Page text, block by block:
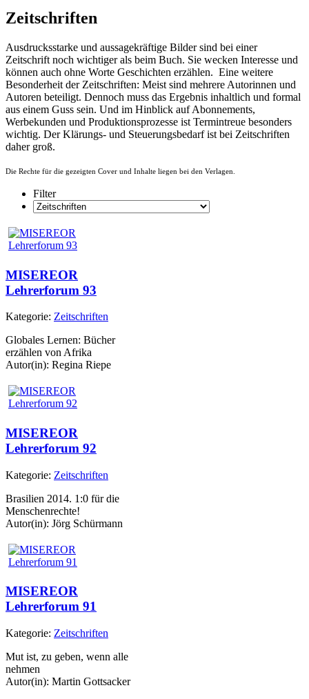
Zeitschriften
Ausdrucksstarke und aussagekräftige Bilder sind bei einer
Zeitschrift noch wichtiger als beim Buch. Sie wecken Interesse und
können auch ohne Worte Geschichten erzählen. Eine weitere
Besonderheit der Zeitschriften: Meist sind mehrere Autorinnen und
Autoren beteiligt. Dennoch muss das Ergebnis inhaltlich und formal
aus einem Guss sein. Und im Hinblick auf Abonnements,
Werbekunden und Produktionsprozesse ist Termintreue besonders
wichtig. Der Klärungs- und Steuerungsbedarf ist bei Zeitschriften
daher groß.
Die Rechte für die gezeigten Cover und Inhalte liegen bei den Verlagen.
Filter
MISEREOR
Lehrerforum 93
Kategorie: Zeitschriften
Globales Lernen: Bücher
erzählen von Afrika
Autor(in): Regina Riepe
MISEREOR
Lehrerforum 92
Kategorie: Zeitschriften
Brasilien 2014. 1:0 für die
Menschenrechte!
Autor(in): Jörg Schürmann
MISEREOR
Lehrerforum 91
Kategorie: Zeitschriften
Mut ist, zu geben, wenn alle
nehmen
Autor(in): Martin Gottsacker